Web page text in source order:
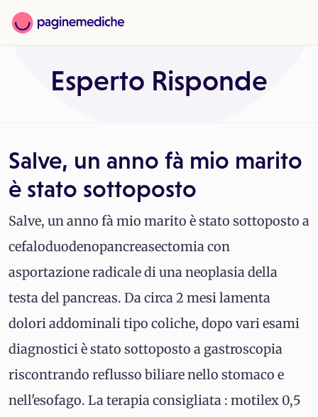
Esperto Risponde
Salve, un anno fà mio marito
è stato sottoposto
Salve, un anno fà mio marito è stato sottoposto a
cefaloduodenopancreasectomia con
asportazione radicale di una neoplasia della
testa del pancreas. Da circa 2 mesi lamenta
dolori addominali tipo coliche, dopo vari esami
diagnostici è stato sottoposto a gastroscopia
riscontrando reflusso biliare nello stomaco e
nell'esofago. La terapia consigliata : motilex 0,5